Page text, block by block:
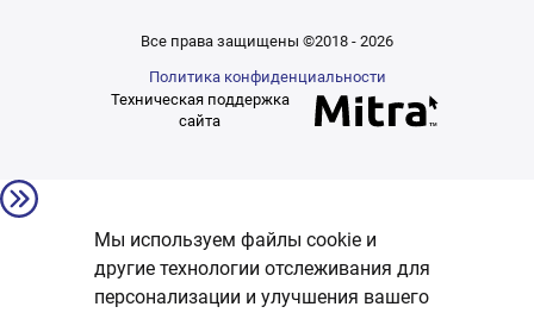
Все права защищены ©2018 - 2026
Политика конфиденциальности
Техническая поддержка
сайта
Мы используем файлы cookie и
другие технологии отслеживания для
персонализации и улучшения вашего